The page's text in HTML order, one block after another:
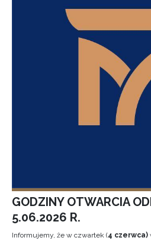
GODZINY OTWARCIA
5.06.2026 R.
Informujemy, że w czwartek (4 czerwca)